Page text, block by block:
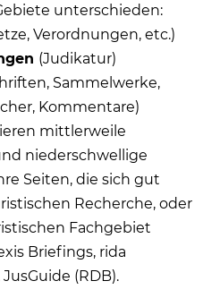
unterschieden:
Verordnungen, etc.)
(Judikatur)
Sammelwerke,
Kommentare)
mittlerweile
niederschwellige
Seiten, die sich gut
Recherche, oder
Fachgebiet
Briefings, rida
(RDB).